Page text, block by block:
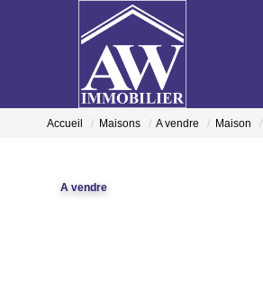
Accueil Maisons A vendre Maison
A vendre